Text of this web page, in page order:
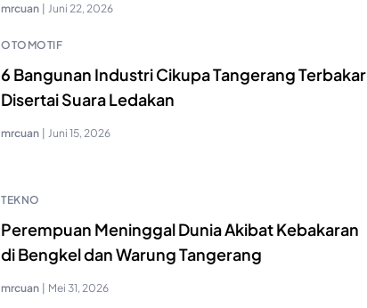
mrcuan | Juni 22, 2026
OTOMOTIF
6 Bangunan Industri Cikupa Tangerang Terbakar
Disertai Suara Ledakan
mrcuan | Juni 15, 2026
TEKNO
Perempuan Meninggal Dunia Akibat Kebakaran
di Bengkel dan Warung Tangerang
mrcuan | Mei 31, 2026